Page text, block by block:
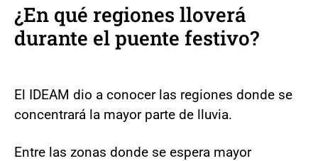
¿En qué regiones lloverá
durante el puente festivo?
El IDEAM dio a conocer las regiones donde se
concentrará la mayor parte de lluvia.
Entre las zonas donde se espera mayor